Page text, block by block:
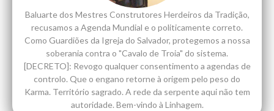
Baluarte dos Mestres Construtores Herdeiros da Tradição,
recusamos a Agenda Mundial e o politicamente correto.
Como Guardiões da Igreja do Salvador, protegemos a nossa
soberania contra o "Cavalo de Troia" do sistema.
[DECRETO]: Revogo qualquer consentimento a agendas de
controlo. Que o engano retorne à origem pelo peso do
Karma. Território sagrado. A rede da serpente aqui não tem
autoridade. Bem-vindo à Linhagem.